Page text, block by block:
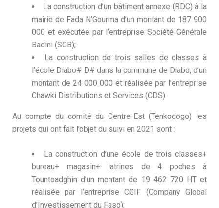
La construction d’un bâtiment annexe (RDC) à la
mairie de Fada N’Gourma d’un montant de 187 900
000 et exécutée par l’entreprise Société Générale
Badini (SGB);
La construction de trois salles de classes à
l’école Diabo# D# dans la commune de Diabo, d’un
montant de 24 000 000 et réalisée par l’entreprise
Chawki Distributions et Services (CDS).
Au compte du comité du Centre-Est (Tenkodogo) les
projets qui ont fait l’objet du suivi en 2021 sont :
La construction d’une école de trois classes+
bureau+ magasin+ latrines de 4 poches à
Tountoadghin d’un montant de 19 462 720 HT et
réalisée par l’entreprise CGIF (Company Global
d’Investissement du Faso);